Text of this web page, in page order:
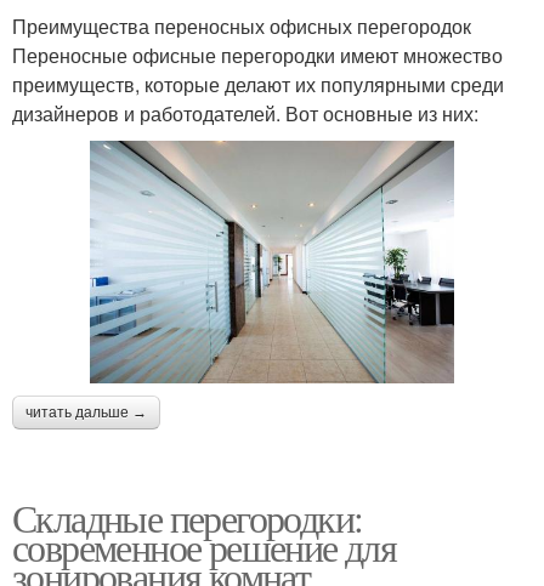
Преимущества переносных офисных перегородок
Переносные офисные перегородки имеют множество
преимуществ, которые делают их популярными среди
дизайнеров и работодателей. Вот основные из них:
читать дальше →
Складные перегородки:
современное решение для
зонирования комнат